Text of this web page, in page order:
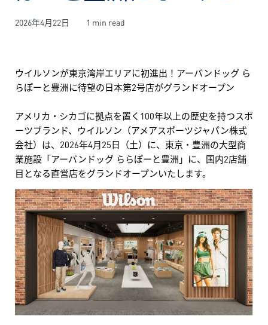
2026年4月22日 1 min read
ウイルソンが東京湾岸エリアに初進出！アーバンドッグ ら
らぽーと豊洲に待望の日本第2号店がグランドオープン
アメリカ・シカゴに拠点を置く100年以上の歴史を持つスポ
ーツブランド、ウイルソン（アメアスポーツジャパン株式
会社）は、2026年4月25日（土）に、東京・豊洲の大型商
業施設「アーバンドッグ ららぽーと豊洲」に、国内2店舗
目となる直営店をグランドオープンいたします。